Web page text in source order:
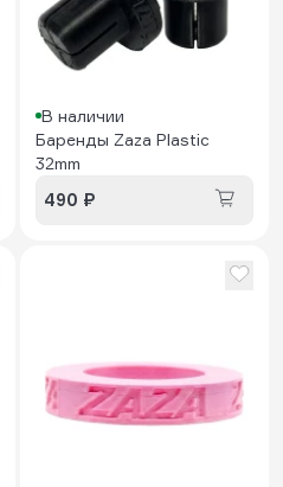
В наличии
Баренды Zaza Plastic
32mm
490 ₽